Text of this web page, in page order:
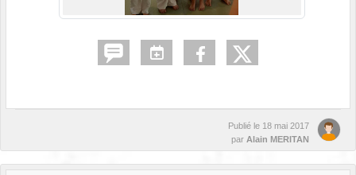
Publié le 18 mai 2017
par Alain MERITAN